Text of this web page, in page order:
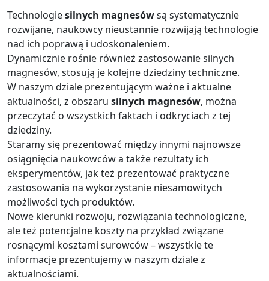
Technologiesilnych magnesówsą systematycznie
rozwijane, naukowcy nieustannie rozwijają technologie
nad ich poprawą i udoskonaleniem.
Dynamicznie rośnie również zastosowanie silnych
magnesów, stosują je kolejne dziedziny techniczne.
W naszym dziale prezentującym ważne i aktualne
aktualności, z obszaru silnych magnesów, można
przeczytać o wszystkich faktach i odkryciach z tej
dziedziny.
Staramy się prezentować między innymi najnowsze
osiągnięcia naukowców a także rezultaty ich
eksperymentów, jak też prezentować praktyczne
zastosowania na wykorzystanie niesamowitych
możliwości tych produktów.
Nowe kierunki rozwoju, rozwiązania technologiczne,
ale też potencjalne koszty na przykład związane
rosnącymi kosztami surowców – wszystkie te
informacje prezentujemy w naszym dziale z
aktualnościami.